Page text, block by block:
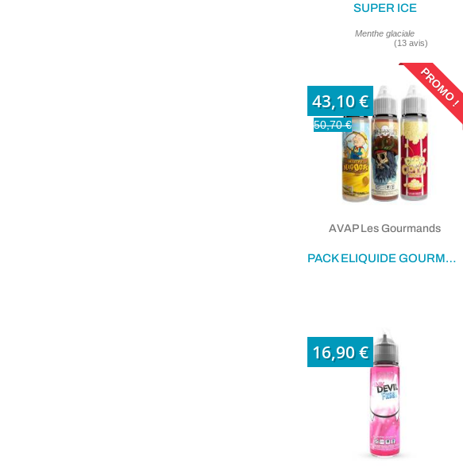
SUPER ICE
Menthe glaciale
43,10 €
50,70 €
PROMO !
AVAP Les Gourmands
PACK ELIQUIDE GOURMAND 50ML
16,90 €